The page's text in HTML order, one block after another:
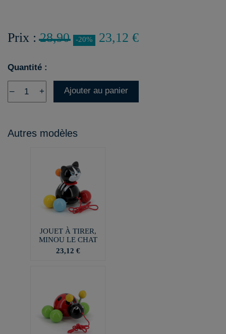
Prix :28,90 -20% 23,12 €
Quantité :
– + Ajouter au panier
Autres modèles
JOUET À TIRER,
MINOU LE CHAT
23,12 €